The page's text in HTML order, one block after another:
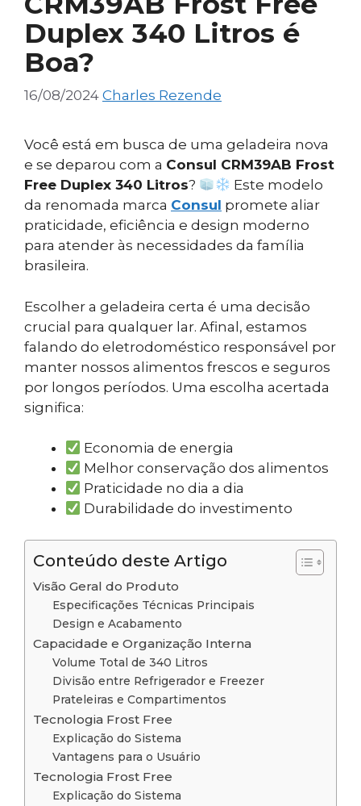
Duplex 340 Litros é
Boa?
16/08/2024 Charles Rezende
Você está em busca de uma geladeira nova
e se deparou com a Consul CRM39AB Frost
Free Duplex 340 Litros?
Este modelo
da renomada marca Consul promete aliar
praticidade, eficiência e design moderno
para atender às necessidades da família
brasileira.
Escolher a geladeira certa é uma decisão
crucial para qualquer lar. Afinal, estamos
falando do eletrodoméstico responsável por
manter nossos alimentos frescos e seguros
por longos períodos. Uma escolha acertada
significa:
Economia de energia
Melhor conservação dos alimentos
Praticidade no dia a dia
Durabilidade do investimento
Conteúdo deste Artigo
Visão Geral do Produto
Especificações Técnicas Principais
Design e Acabamento
Capacidade e Organização Interna
Volume Total de 340 Litros
Divisão entre Refrigerador e Freezer
Prateleiras e Compartimentos
Tecnologia Frost Free
Explicação do Sistema
Vantagens para o Usuário
Tecnologia Frost Free
Explicação do Sistema